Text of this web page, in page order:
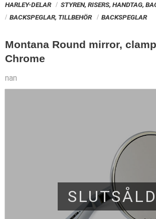
HARLEY-DELAR
STYREN, RISERS, HANDTAG,
BACKSPEGLAR, TILLBEHÖR
BACKSPEGLAR
Montana Round mirror,
Chrome
nan
SLUTSÅLD